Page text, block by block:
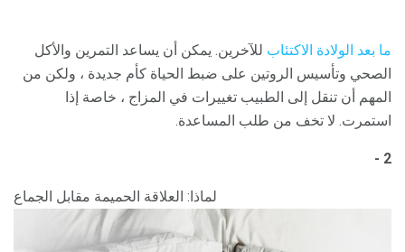
ما بعد الولادة الاكتئاب للآخرين. يمكن أن يساعد التمرين والأكل
الصحي وتأسيس الروتين على ضبط الحياة كأم جديدة ، ولكن من
المهم أن تنقل إلى الطبيب تغييرات في المزاج ، خاصة إذا
استمرت. لا تخف من طلب المساعدة.
2 -
لماذا: العلاقة الحميمة مقابل الجماع